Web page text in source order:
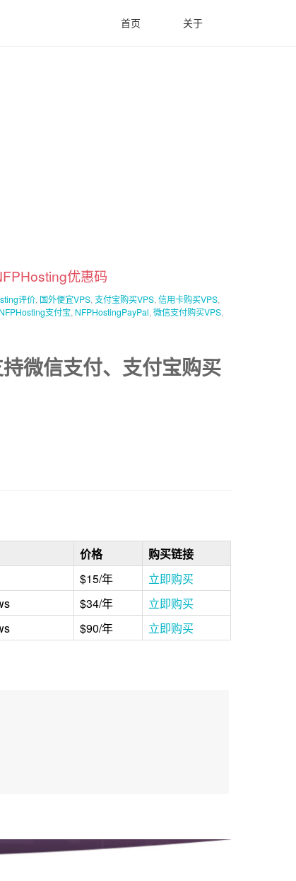
首页 关于
优惠码
评价, 国外便宜VPS, 支付宝购买VPS, 信用卡购买VPS,
NFPHosting支付宝, NFPHostingPayPal, 微信支付购买VPS,
微信支付、支付宝购买
价格
购买链接
$15/年
立即购买
$34/年
立即购买
$90/年 立即购买